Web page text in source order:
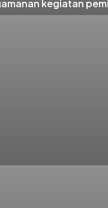
kegiatan